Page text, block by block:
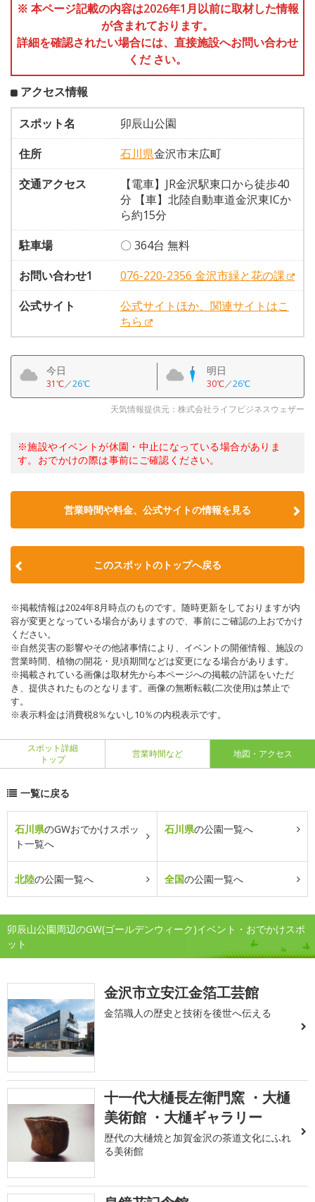
※ 本ページ記載の内容は2026年1月以前に取材した情報
が含まれております。
詳細を確認されたい場合には、直接施設へお問い合わせ
くだ さい。
アクセス情報
スポット名
卯辰山公園
住所
石川県金沢市末広町
交通アクセス
【電車】JR金沢駅東口から徒歩40
分 【車】北陸自動車道金沢東ICか
ら約15分
駐車場
〇 364台 無料
お問い合わせ1
076-220-2356 金沢市緑と花の課
公式サイト
公式サイトほか、関連サイトはこ
ちら
今日
31℃／26℃
明日
30℃／26℃
天気情報提供元：株式会社ライフビジネスウェザー
※施設やイベントが休園・中止になっている場合がありま
す。おでかけの際は事前にご確認ください。
営業時間や料金、公式サイトの情報を見る
このスポットのトップへ戻る
※掲載情報は2024年8月時点のものです。随時更新をしておりますが内
容が変更となっている場合がありますので、事前にご確認の上おでかけ
ください。
※自然災害の影響やその他諸事情により、イベントの開催情報、施設の
営業時間、植物の開花・見頃期間などは変更になる場合があります。
※掲載されている画像は取材先から本ページへの掲載の許諾をいただ
き、提供されたものとなります。画像の無断転載(二次使用)は禁止で
す。
※表示料金は消費税8％ないし10％の内税表示です。
スポット詳細
トップ
営業時間など 地図・アクセス
一覧に戻る
石川県のGWおでかけスポッ
ト一覧へ
石川県の公園一覧へ
北陸の公園一覧へ 全国の公園一覧へ
卯辰山公園周辺のGW(ゴールデンウィーク)イベント・おでかけスポ
ット
金沢市立安江金箔工芸館
金箔職人の歴史と技術を後世へ伝える
十一代大樋長左衛門窯 ・大樋
美術館 ・大樋ギャラリー
歴代の大樋焼と加賀金沢の茶道文化にふれ
る美術館